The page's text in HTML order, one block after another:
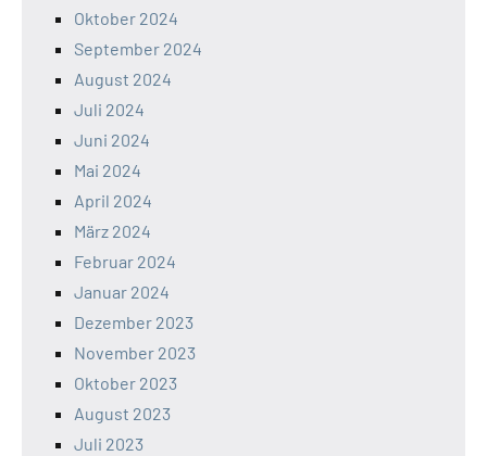
Oktober 2024
September 2024
August 2024
Juli 2024
Juni 2024
Mai 2024
April 2024
März 2024
Februar 2024
Januar 2024
Dezember 2023
November 2023
Oktober 2023
August 2023
Juli 2023